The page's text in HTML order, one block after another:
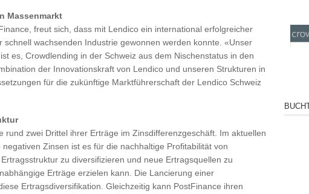
Massenmarkt
freut sich, dass mit Lendico ein international erfolgreicher
schnell wachsenden Industrie gewonnen werden konnte. «Unser
es, Crowdlending in der Schweiz aus dem Nischenstatus in den
der Innovationskraft von Lendico und unseren Strukturen in
für die zukünftige Marktführerschaft der Lendico Schweiz
rund zwei Drittel ihrer Erträge im Zinsdifferenzgeschäft. Im aktuellen
Zinsen ist es für die nachhaltige Profitabilität von
zu diversifizieren und neue Ertragsquellen zu
Erträge erzielen kann. Die Lancierung einer
Ertragsdiversifikation. Gleichzeitig kann PostFinance ihren